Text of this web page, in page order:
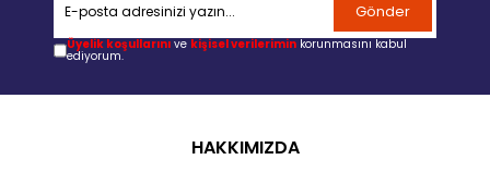
Gönder
Üyelik koşullarını ve kişisel verilerimin korunmasını kabul
ediyorum.
HAKKIMIZDA